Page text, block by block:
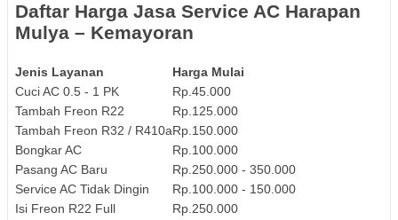
Daftar Harga Jasa Service AC Harapan
Mulya – Kemayoran
Jenis Layanan
Harga Mulai
Cuci AC 0.5 - 1 PK
Rp.45.000
Tambah Freon R22
Rp.125.000
Tambah Freon R32 / R410aRp.150.000
Bongkar AC
Rp.100.000
Pasang AC Baru
Rp.250.000 - 350.000
Service AC Tidak Dingin
Rp.100.000 - 150.000
Isi Freon R22 Full
Rp.250.000